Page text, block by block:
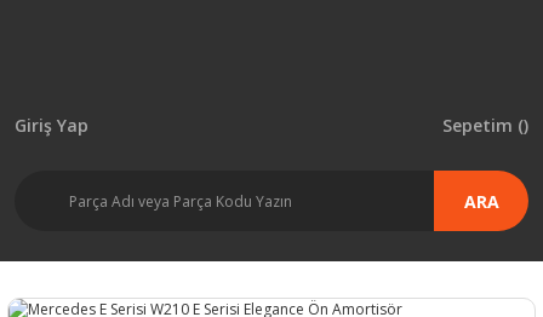
ARA
Giriş Yap Sepetim ()